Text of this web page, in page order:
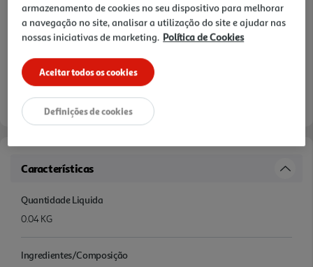
Notas de preparação
Características
Quantidade Liquida
0.04 KG
Ingredientes/Composição
armazenamento de cookies no seu dispositivo para melhorar
a navegação no site, analisar a utilização do site e ajudar nas
nossas iniciativas de marketing. Política de Cookies
Aceitar todos os cookies
Definições de cookies